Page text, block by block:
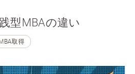
型MBAの違い
取得